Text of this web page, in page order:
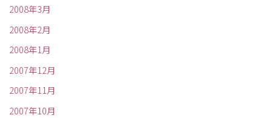
2008年3月
2008年2月
2008年1月
2007年12月
2007年11月
2007年10月